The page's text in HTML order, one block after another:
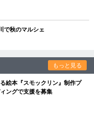
で秋のマルシェ
もっと見る
絵本『スモックリン』制作プ
ングで支援を募集